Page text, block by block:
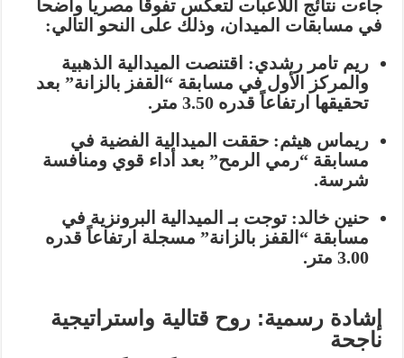
جاءت نتائج اللاعبات لتعكس تفوقاً مصرياً واضحاً
في مسابقات الميدان، وذلك على النحو التالي:
ريم تامر رشدي: اقتنصت الميدالية الذهبية
والمركز الأول في مسابقة “القفز بالزانة” بعد
تحقيقها ارتفاعاً قدره3.50 متر
.
ريماس هيثم: حققت الميدالية الفضية في
مسابقة “رمي الرمح” بعد أداء قوي ومنافسة
شرسة.
حنين خالد: توجت بـ الميدالية البرونزية في
مسابقة “القفز بالزانة” مسجلة ارتفاعاً قدره
3.00 متر
.
إشادة رسمية: روح قتالية واستراتيجية
ناجحة